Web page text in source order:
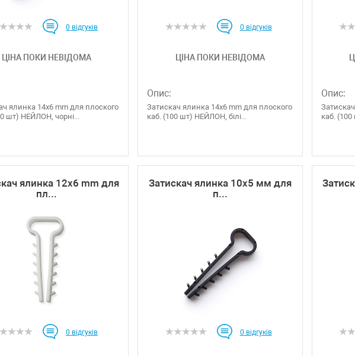
0 відгуків
ЦІНА ПОКИ НЕВІДОМА
ялинка 14х6 mm для плоского
шт) НЕЙЛОН, чорні...
0 відгуків
ЦІНА ПОКИ НЕВІДОМА
Опис:
Затискач ялинка 14х6 mm для плоского
каб. (100 шт) НЕЙЛОН, білі...
Опис:
каб. (100
ялинка 12х6 mm для
пл...
0 відгуків
Затискач ялинка 10х5 мм для
п...
0 відгуків